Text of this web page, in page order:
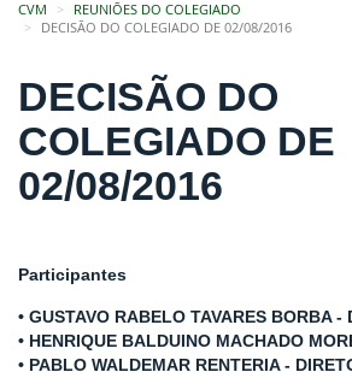
CVM
REUNIÕES DO COLEGIADO
DECISÃO DO COLEGIADO DE 02/08/2016
DECISÃO DO
COLEGIADO DE
02/08/2016
Participantes
• GUSTAVO RABELO TAVARES BORBA -
• HENRIQUE BALDUINO MACHADO
• PABLO WALDEMAR RENTERIA -